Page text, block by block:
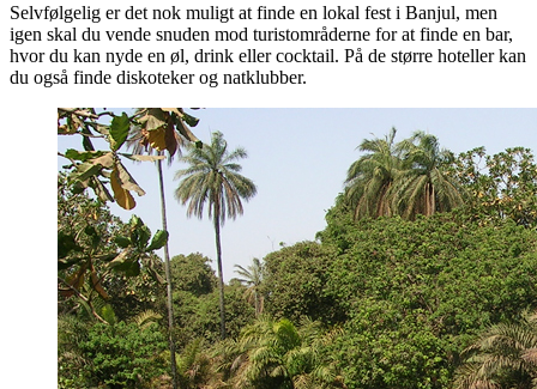
Selvfølgelig er det nok muligt at finde en lokal fest i Banjul, men
igen skal du vende snuden mod turistområderne for at finde en bar,
hvor du kan nyde en øl, drink eller cocktail. På de større hoteller kan
du også finde diskoteker og natklubber.